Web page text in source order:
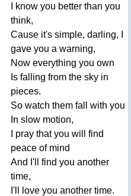
know you better than you
think,
Cause it's simple, darling,
gave you a warning,
Now everything you own
Is falling from the sky in
pieces.
So watch them fall with you
In slow motion,
pray that you will
find
peace of mind
And I'll find you another
time,
I'll
love you another time.